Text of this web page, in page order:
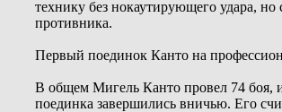
технику без нокаутирующего удара,
противника.
Первый поединок Канто на
В общем Мигель Канто провел 74 боя,
поединка завершились вничью. Его